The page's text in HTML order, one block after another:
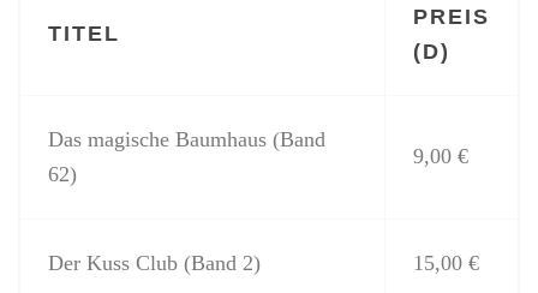
TITEL
PREIS
(D)
Das magische Baumhaus (Band
62)
9,00 €
Der Kuss Club (Band 2) 15,00 €